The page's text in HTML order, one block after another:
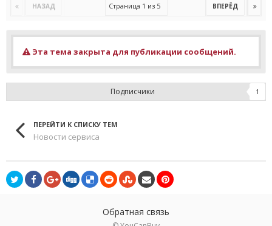
НАЗАД ВПЕРЁД
Страница 1 из 5
Эта тема закрыта для публикации сообщений.
Подписчики 1
ПЕРЕЙТИ К СПИСКУ ТЕМ
Новости сервиса
Обратная связь